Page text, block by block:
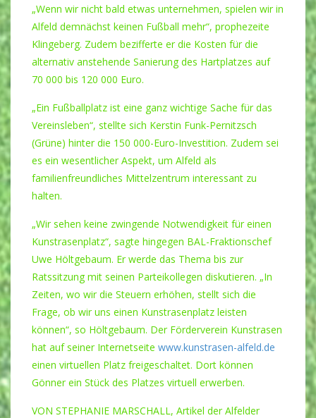
„Wenn wir nicht bald etwas unternehmen, spielen wir in
Alfeld demnächst keinen Fußball mehr“, prophezeite
Klingeberg. Zudem bezifferte er die Kosten für die
alternativ anstehende Sanierung des Hartplatzes auf
70 000 bis 120 000 Euro.
„Ein Fußballplatz ist eine ganz wichtige Sache für das
Vereinsleben“, stellte sich Kerstin Funk-Pernitzsch
(Grüne) hinter die 150 000-Euro-Investition. Zudem sei
es ein wesentlicher Aspekt, um Alfeld als
familienfreundliches Mittelzentrum interessant zu
halten.
„Wir sehen keine zwingende Notwendigkeit für einen
Kunstrasenplatz“, sagte hingegen BAL-Fraktionschef
Uwe Höltgebaum. Er werde das Thema bis zur
Ratssitzung mit seinen Parteikollegen diskutieren. „In
Zeiten, wo wir die Steuern erhöhen, stellt sich die
Frage, ob wir uns einen Kunstrasenplatz leisten
können“, so Höltgebaum. Der Förderverein Kunstrasen
hat auf seiner Internetseite www.kunstrasen-alfeld.de
einen virtuellen Platz freigeschaltet. Dort können
Gönner ein Stück des Platzes virtuell erwerben.
VON STEPHANIE MARSCHALL, Artikel der Alfelder